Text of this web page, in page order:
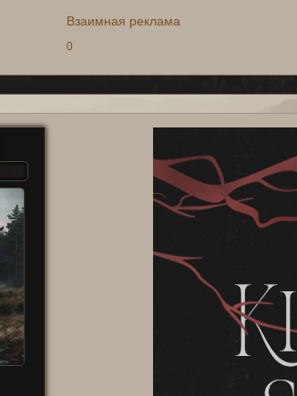
Взаимная реклама
0